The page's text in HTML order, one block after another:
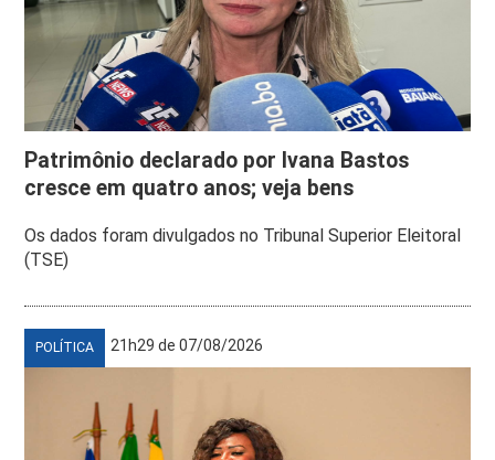
Patrimônio declarado por Ivana Bastos
cresce em quatro anos; veja bens
Os dados foram divulgados no Tribunal Superior Eleitoral
(TSE)
POLÍTICA 21h29 de 07/08/2026